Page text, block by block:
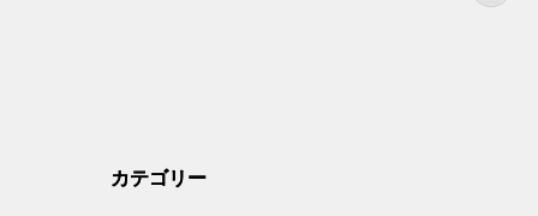
カテゴリー